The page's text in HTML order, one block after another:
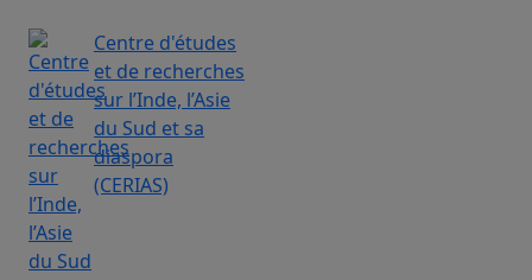
Centre d'études
et de recherches
sur l’Inde, l’Asie
du Sud et sa
diaspora
(CERIAS)